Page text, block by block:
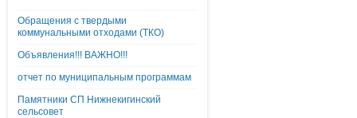
Обращения с твердыми
коммунальными отходами (ТКО)
Объявления!!! ВАЖНО!!!
отчет по муниципальным программам
Памятники СП Нижнекигинский
сельсовет